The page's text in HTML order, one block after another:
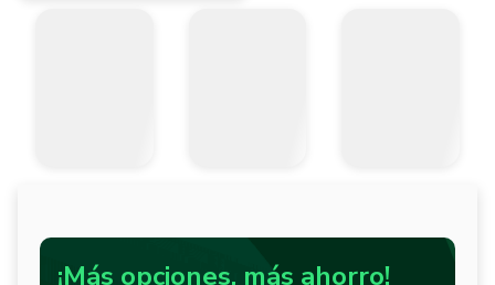
¡Más opciones, más ahorro!